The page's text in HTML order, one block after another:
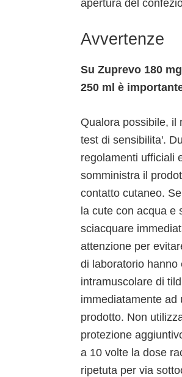
apertura del
Avvertenze
Su Zuprevo 180
250 ml è
Qualora possibile, il
test di sensibilita'.
regolamenti ufficiali
somministra il
contatto cutaneo.
la cute con acqua e
sciacquare
attenzione per
di laboratorio hanno
intramuscolare di
immediatamente ad
prodotto. Non
protezione
a 10 volte la dose
ripetuta per via